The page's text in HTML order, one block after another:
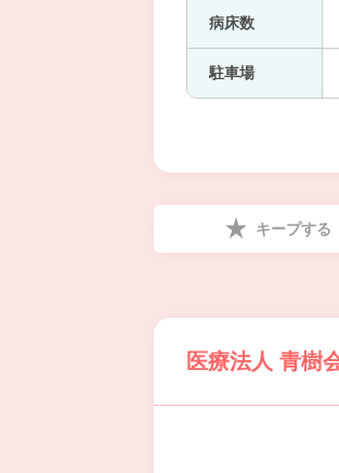
病床数
駐車場
キープする
医療法人 青樹